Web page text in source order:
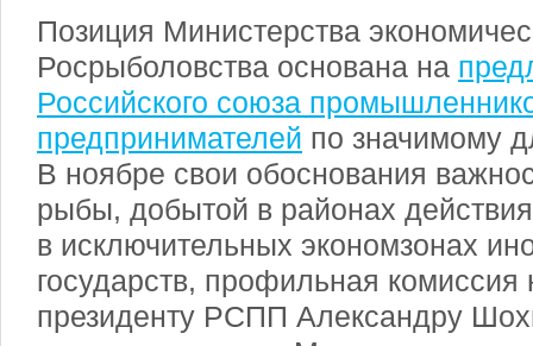
Позиция Министерства
Росрыболовства основана на
Российского союза
предпринимателей по значимому
В ноябре свои обоснования
рыбы, добытой в районах
в исключительных экономзонах
государств, профильная комиссия
президенту РСПП Александру